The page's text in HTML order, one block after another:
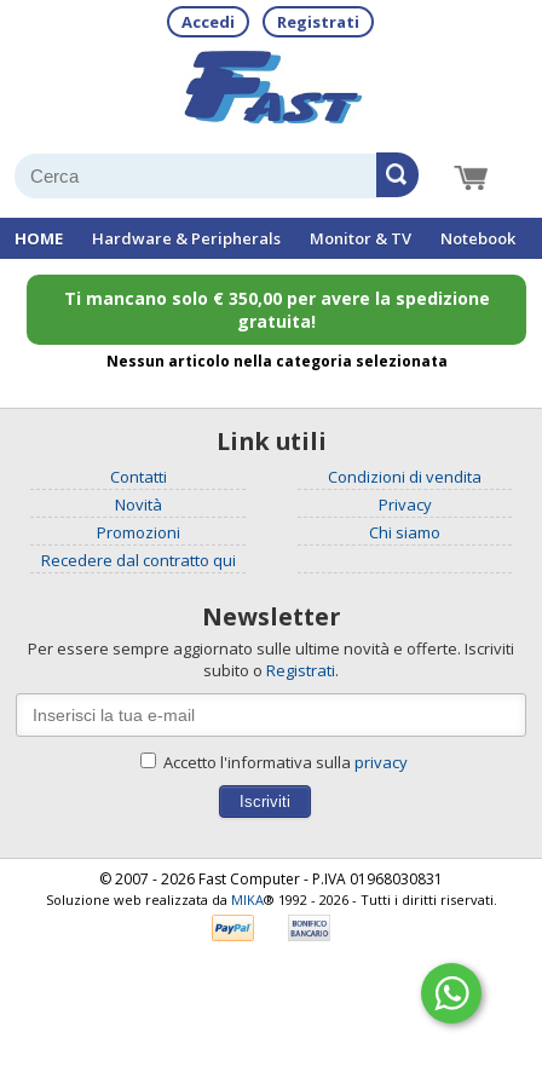
Accedi Registrati
HOME Hardware & Peripherals Monitor & TV Notebook
Ti mancano solo € 350,00 per avere la spedizione
gratuita!
Nessun articolo nella categoria selezionata
Link utili
Contatti
Condizioni di vendita
Novità
Privacy
Promozioni
Chi siamo
Recedere dal contratto qui
Newsletter
Per essere sempre aggiornato sulle ultime novità e offerte. Iscriviti
subito o Registrati.
Accetto l'informativa sulla privacy
© 2007 - 2026 Fast Computer - P.IVA 01968030831
Soluzione web realizzata da MIKA® 1992 - 2026 - Tutti i diritti riservati.